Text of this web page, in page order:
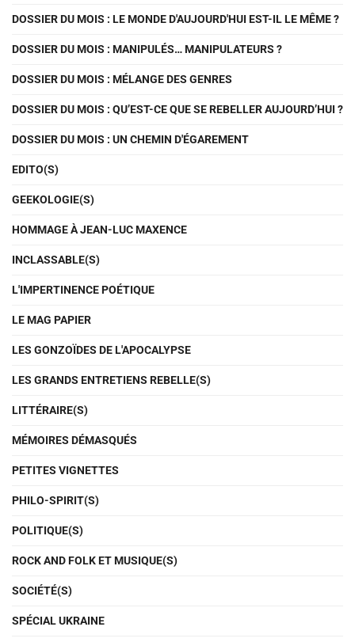
DOSSIER DU MOIS : LE MONDE D'AUJOURD'HUI EST-IL LE MÊME ?
DOSSIER DU MOIS : MANIPULÉS… MANIPULATEURS ?
DOSSIER DU MOIS : MÉLANGE DES GENRES
DOSSIER DU MOIS : QU’EST-CE QUE SE REBELLER AUJOURD’HUI ?
DOSSIER DU MOIS : UN CHEMIN D'ÉGAREMENT
EDITO(S)
GEEKOLOGIE(S)
HOMMAGE À JEAN-LUC MAXENCE
INCLASSABLE(S)
L'IMPERTINENCE POÉTIQUE
LE MAG PAPIER
LES GONZOÏDES DE L'APOCALYPSE
LES GRANDS ENTRETIENS REBELLE(S)
LITTÉRAIRE(S)
MÉMOIRES DÉMASQUÉS
PETITES VIGNETTES
PHILO-SPIRIT(S)
POLITIQUE(S)
ROCK AND FOLK ET MUSIQUE(S)
SOCIÉTÉ(S)
SPÉCIAL UKRAINE